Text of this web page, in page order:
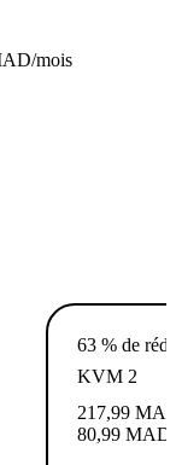
mois
63 % de
KVM 2
217,99
80,99 MAD